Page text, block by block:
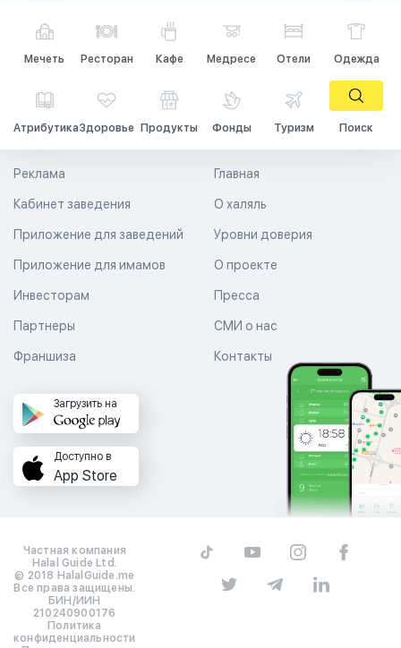
Мечеть Ресторан Кафе Медресе Отели Одежда
АтрибутикаЗдоровье Продукты Фонды Туризм Поиск
Главная
О халяль
Уровни доверия
Реклама
Кабинет заведения
Приложение для заведений
Приложение для имамов О проекте
Пресса
СМИ о нас
Контакты
Инвесторам
Партнеры
Франшиза
Загрузить на
Доступно в
App Store
Частная компания
Halal Guide Ltd.
© 2018 HalalGuide.me
Все права защищены.
БИН/ИИН
210240900176
Политика
конфиденциальности